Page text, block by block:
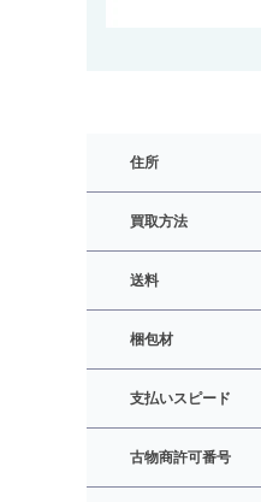
住所
買取方法
送料
梱包材
支払いスピード
古物商許可番号